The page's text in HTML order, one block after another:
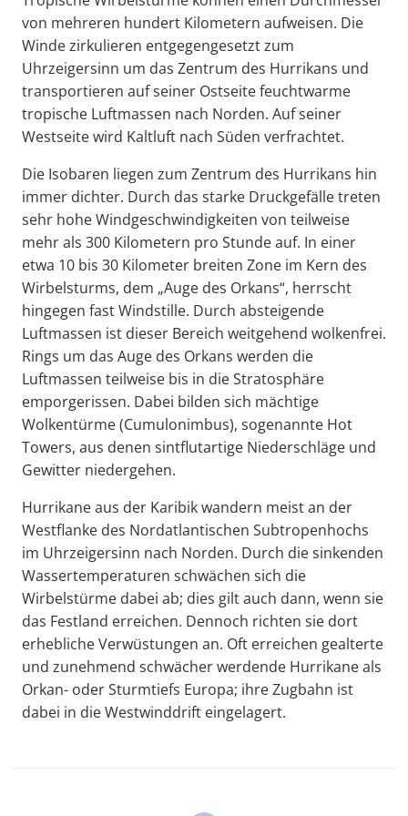
von mehreren hundert Kilometern aufweisen. Die
Winde zirkulieren entgegengesetzt zum
Uhrzeigersinn um das Zentrum des Hurrikans und
transportieren auf seiner Ostseite feuchtwarme
tropische Luftmassen nach Norden. Auf seiner
Westseite wird Kaltluft nach Süden verfrachtet.
Die Isobaren liegen zum Zentrum des Hurrikans hin
immer dichter. Durch das starke Druckgefälle treten
sehr hohe Windgeschwindigkeiten von teilweise
mehr als 300 Kilometern pro Stunde auf. In einer
etwa 10 bis 30 Kilometer breiten Zone im Kern des
Wirbelsturms, dem „Auge des Orkans“, herrscht
hingegen fast Windstille. Durch absteigende
Luftmassen ist dieser Bereich weitgehend wolkenfrei.
Rings um das Auge des Orkans werden die
Luftmassen teilweise bis in die Stratosphäre
emporgerissen. Dabei bilden sich mächtige
Wolkentürme (Cumulonimbus), sogenannte Hot
Towers, aus denen sintflutartige Niederschläge und
Gewitter niedergehen.
Hurrikane aus der Karibik wandern meist an der
Westflanke des Nordatlantischen Subtropenhochs
im Uhrzeigersinn nach Norden. Durch die sinkenden
Wassertemperaturen schwächen sich die
Wirbelstürme dabei ab; dies gilt auch dann, wenn sie
das Festland erreichen. Dennoch richten sie dort
erhebliche Verwüstungen an. Oft erreichen gealterte
und zunehmend schwächer werdende Hurrikane als
Orkan- oder Sturmtiefs Europa; ihre Zugbahn ist
dabei in die Westwinddrift eingelagert.